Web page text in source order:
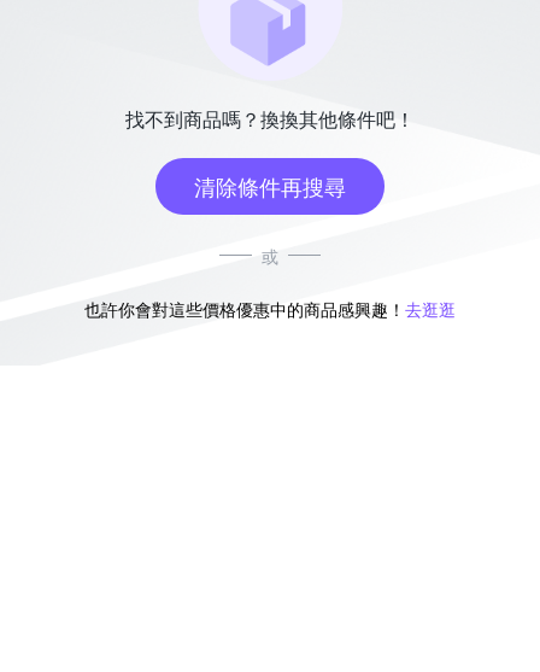
找不到商品嗎？換換其他條件吧！
清除條件再搜尋
或
也許你會對這些價格優惠中的商品感興趣！ 去逛逛